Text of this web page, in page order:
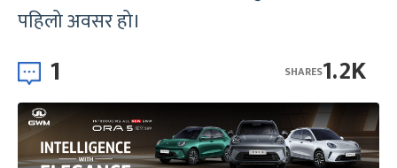
पहिलो अवसर हो।
1 1.2K
SHARES